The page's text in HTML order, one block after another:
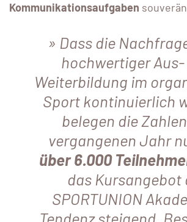
Kommunikationsaufgaben
Dass die
hochwertiger
Weiterbildung im
Sport kontinuierlich
belegen die
vergangenen Jahr
über 6.000
das Kursangebot
SPORTUNION